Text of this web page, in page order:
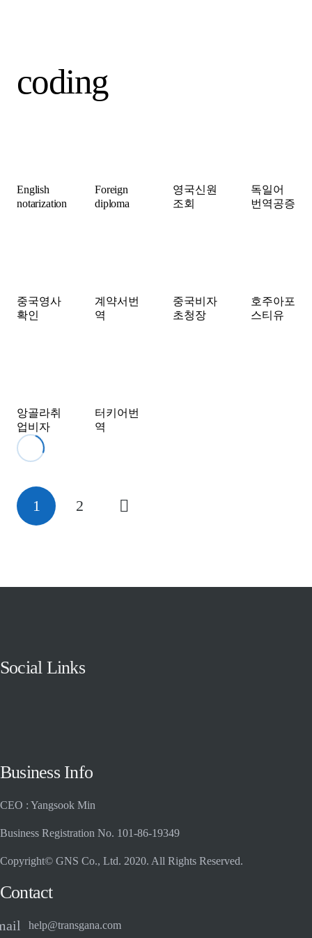
coding
English
notarization
Foreign
diploma
영국신원
조회
독일어
번역공증
중국영사
확인
계약서번
역
중국비자
초청장
호주아포
스티유
앙골라취
업비자
터키어번
역
1 2
Business Info
CEO : Yangsook Min
Business Registration No. 101-86-19349
Copyright© GNS Co., Ltd. 2020. All Rights Reserved.
Contact
help@transgana.com
Social Links